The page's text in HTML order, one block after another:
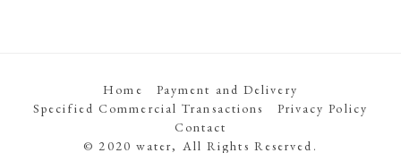
Home
Payment and Delivery
Specified Commercial Transactions
Privacy Policy
Contact
© 2020 water, All Rights Reserved.